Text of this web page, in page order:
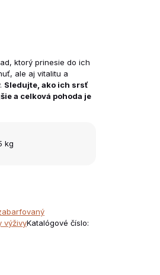
ktorý prinesie do ich
ale aj vitalitu a
Sledujte, ako ich srsť
a celková pohoda je
kg
výživyKatalógové číslo: